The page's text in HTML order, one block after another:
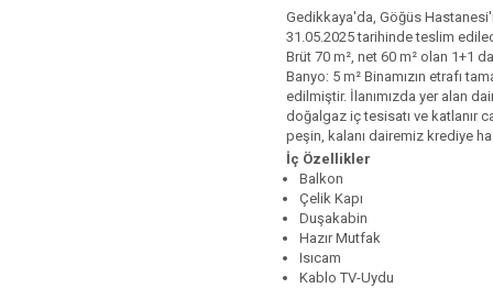
Gedikkaya'da, Göğüs
31.05.2025 tarihinde teslim
Brüt 70 m², net 60 m² olan 1+1
Banyo: 5 m² Binamızın etrafı
edilmiştir. İlanımızda yer alan
doğalgaz iç tesisatı ve katlanır
peşin, kalanı dairemiz krediye
İç Özellikler
Balkon
Çelik Kapı
Duşakabin
Hazır Mutfak
Isıcam
Kablo TV-Uydu